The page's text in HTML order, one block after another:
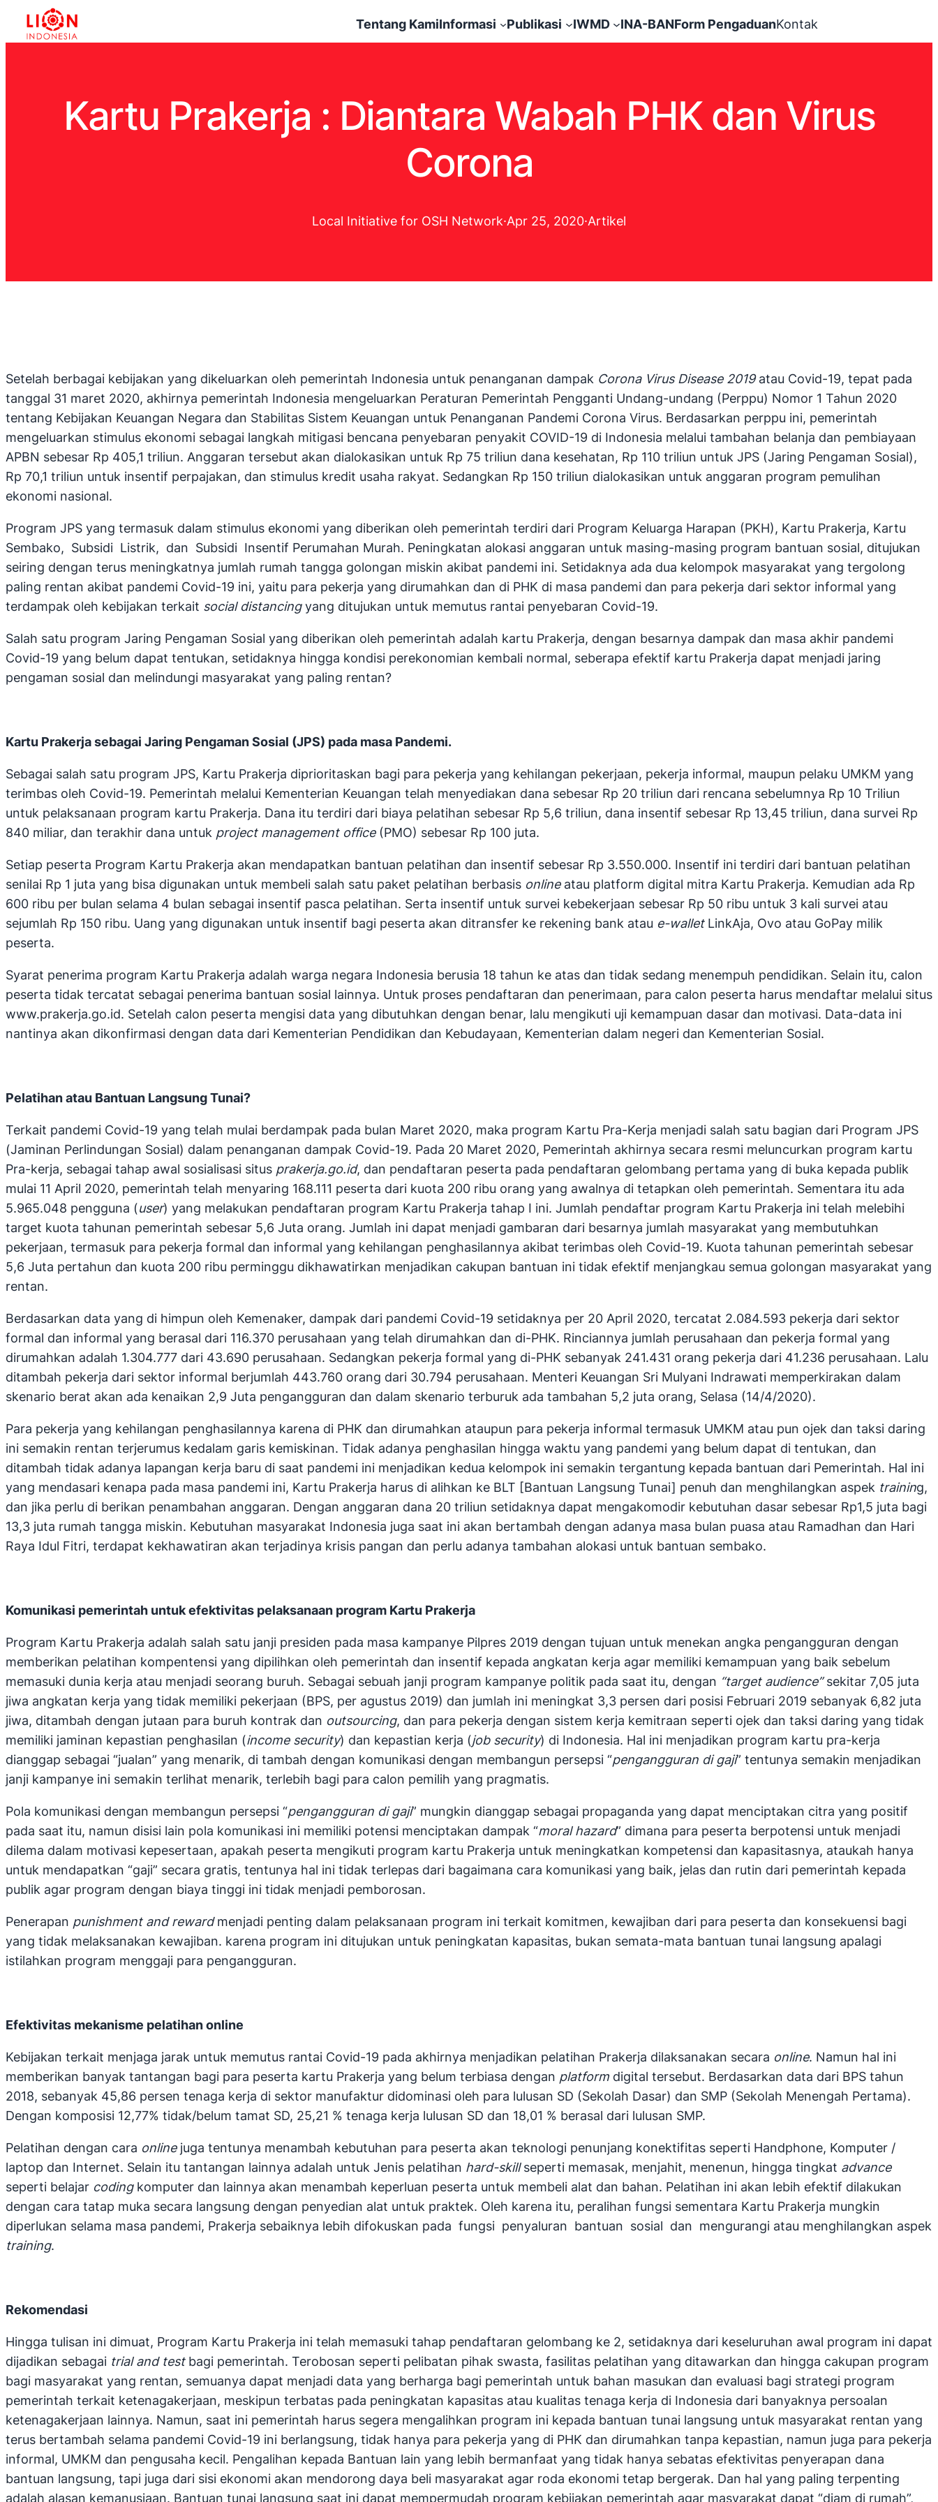
Tentang KamiInformasi Publikasi IWMD INA-BANForm PengaduanKontak
Kartu Prakerja : Diantara Wabah PHK dan Virus
Corona
Local Initiative for OSH Network·Apr 25, 2020·Artikel
Setelah berbagai kebijakan yang dikeluarkan oleh pemerintah Indonesia untuk penanganan dampak Corona Virus Disease 2019atau Covid-19, tepat pada
tanggal 31 maret 2020, akhirnya pemerintah Indonesia mengeluarkan Peraturan Pemerintah Pengganti Undang-undang (Perppu) Nomor 1 Tahun 2020
tentang Kebijakan Keuangan Negara dan Stabilitas Sistem Keuangan untuk Penanganan Pandemi Corona Virus. Berdasarkan perppu ini, pemerintah
mengeluarkan stimulus ekonomi sebagai langkah mitigasi bencana penyebaran penyakit COVID-19 di Indonesia melalui tambahan belanja dan pembiayaan
APBN sebesar Rp 405,1 triliun. Anggaran tersebut akan dialokasikan untuk Rp 75 triliun dana kesehatan, Rp 110 triliun untuk JPS (Jaring Pengaman Sosial),
Rp 70,1 triliun untuk insentif perpajakan, dan stimulus kredit usaha rakyat. Sedangkan Rp 150 triliun dialokasikan untuk anggaran program pemulihan
ekonomi nasional.
Program JPS yang termasuk dalam stimulus ekonomi yang diberikan oleh pemerintah terdiri dari Program Keluarga Harapan (PKH), Kartu Prakerja, Kartu
Sembako, Subsidi Listrik, dan Subsidi Insentif Perumahan Murah. Peningkatan alokasi anggaran untuk masing-masing program bantuan sosial, ditujukan
seiring dengan terus meningkatnya jumlah rumah tangga golongan miskin akibat pandemi ini. Setidaknya ada dua kelompok masyarakat yang tergolong
paling rentan akibat pandemi Covid-19 ini, yaitu para pekerja yang dirumahkan dan di PHK di masa pandemi dan para pekerja dari sektor informal yang
terdampak oleh kebijakan terkait social distancingyang ditujukan untuk memutus rantai penyebaran Covid-19.
Salah satu program Jaring Pengaman Sosial yang diberikan oleh pemerintah adalah kartu Prakerja, dengan besarnya dampak dan masa akhir pandemi
Covid-19 yang belum dapat tentukan, setidaknya hingga kondisi perekonomian kembali normal, seberapa efektif kartu Prakerja dapat menjadi jaring
pengaman sosial dan melindungi masyarakat yang paling rentan?
Kartu Prakerja sebagai Jaring Pengaman Sosial (JPS) pada masa Pandemi.
Sebagai salah satu program JPS, Kartu Prakerja diprioritaskan bagi para pekerja yang kehilangan pekerjaan, pekerja informal, maupun pelaku UMKM yang
terimbas oleh Covid-19. Pemerintah melalui Kementerian Keuangan telah menyediakan dana sebesar Rp 20 triliun dari rencana sebelumnya Rp 10 Triliun
untuk pelaksanaan program kartu Prakerja. Dana itu terdiri dari biaya pelatihan sebesar Rp 5,6 triliun, dana insentif sebesar Rp 13,45 triliun, dana survei Rp
840 miliar, dan terakhir dana untuk project management office(PMO) sebesar Rp 100 juta.
Setiap peserta Program Kartu Prakerja akan mendapatkan bantuan pelatihan dan insentif sebesar Rp 3.550.000. Insentif ini terdiri dari bantuan pelatihan
senilai Rp 1 juta yang bisa digunakan untuk membeli salah satu paket pelatihan berbasis online atau platform digital mitra Kartu Prakerja. Kemudian ada Rp
600 ribu per bulan selama 4 bulan sebagai insentif pasca pelatihan. Serta insentif untuk survei kebekerjaan sebesar Rp 50 ribu untuk 3 kali survei atau
sejumlah Rp 150 ribu. Uang yang digunakan untuk insentif bagi peserta akan ditransfer ke rekening bank atau e-wallet LinkAja, Ovo atau GoPay milik
peserta.
Syarat penerima program Kartu Prakerja adalah warga negara Indonesia berusia 18 tahun ke atas dan tidak sedang menempuh pendidikan. Selain itu, calon
peserta tidak tercatat sebagai penerima bantuan sosial lainnya. Untuk proses pendaftaran dan penerimaan, para calon peserta harus mendaftar melalui situs
www.prakerja.go.id. Setelah calon peserta mengisi data yang dibutuhkan dengan benar, lalu mengikuti uji kemampuan dasar dan motivasi. Data-data ini
nantinya akan dikonfirmasi dengan data dari Kementerian Pendidikan dan Kebudayaan, Kementerian dalam negeri dan Kementerian Sosial.
Pelatihan atau Bantuan Langsung Tunai?
Terkait pandemi Covid-19 yang telah mulai berdampak pada bulan Maret 2020, maka program Kartu Pra-Kerja menjadi salah satu bagian dari Program JPS
(Jaminan Perlindungan Sosial) dalam penanganan dampak Covid-19. Pada 20 Maret 2020, Pemerintah akhirnya secara resmi meluncurkan program kartu
Pra-kerja, sebagai tahap awal sosialisasi situs prakerja.go.id, dan pendaftaran peserta pada pendaftaran gelombang pertama yang di buka kepada publik
mulai 11 April 2020, pemerintah telah menyaring 168.111 peserta dari kuota 200 ribu orang yang awalnya di tetapkan oleh pemerintah. Sementara itu ada
5.965.048 pengguna (user) yang melakukan pendaftaran program Kartu Prakerja tahap I ini. Jumlah pendaftar program Kartu Prakerja ini telah melebihi
target kuota tahunan pemerintah sebesar 5,6 Juta orang. Jumlah ini dapat menjadi gambaran dari besarnya jumlah masyarakat yang membutuhkan
pekerjaan, termasuk para pekerja formal dan informal yang kehilangan penghasilannya akibat terimbas oleh Covid-19. Kuota tahunan pemerintah sebesar
5,6 Juta pertahun dan kuota 200 ribu perminggu dikhawatirkan menjadikan cakupan bantuan ini tidak efektif menjangkau semua golongan masyarakat yang
rentan.
Berdasarkan data yang di himpun oleh Kemenaker, dampak dari pandemi Covid-19 setidaknya per 20 April 2020, tercatat 2.084.593 pekerja dari sektor
formal dan informal yang berasal dari 116.370 perusahaan yang telah dirumahkan dan di-PHK. Rinciannya jumlah perusahaan dan pekerja formal yang
dirumahkan adalah 1.304.777 dari 43.690 perusahaan. Sedangkan pekerja formal yang di-PHK sebanyak 241.431 orang pekerja dari 41.236 perusahaan. Lalu
ditambah pekerja dari sektor informal berjumlah 443.760 orang dari 30.794 perusahaan. Menteri Keuangan Sri Mulyani Indrawati memperkirakan dalam
skenario berat akan ada kenaikan 2,9 Juta pengangguran dan dalam skenario terburuk ada tambahan 5,2 juta orang, Selasa (14/4/2020).
Para pekerja yang kehilangan penghasilannya karena di PHK dan dirumahkan ataupun para pekerja informal termasuk UMKM atau pun ojek dan taksi daring
ini semakin rentan terjerumus kedalam garis kemiskinan. Tidak adanya penghasilan hingga waktu yang pandemi yang belum dapat di tentukan, dan
ditambah tidak adanya lapangan kerja baru di saat pandemi ini menjadikan kedua kelompok ini semakin tergantung kepada bantuan dari Pemerintah. Hal ini
yang mendasari kenapa pada masa pandemi ini, Kartu Prakerja harus di alihkan ke BLT [Bantuan Langsung Tunai] penuh dan menghilangkan aspek training,
dan jika perlu di berikan penambahan anggaran. Dengan anggaran dana 20 triliun setidaknya dapat mengakomodir kebutuhan dasar sebesar Rp1,5 juta bagi
13,3 juta rumah tangga miskin. Kebutuhan masyarakat Indonesia juga saat ini akan bertambah dengan adanya masa bulan puasa atau Ramadhan dan Hari
Raya Idul Fitri, terdapat kekhawatiran akan terjadinya krisis pangan dan perlu adanya tambahan alokasi untuk bantuan sembako.
Komunikasi pemerintah untuk efektivitas pelaksanaan program Kartu Prakerja
Program Kartu Prakerja adalah salah satu janji presiden pada masa kampanye Pilpres 2019 dengan tujuan untuk menekan angka pengangguran dengan
memberikan pelatihan kompentensi yang dipilihkan oleh pemerintah dan insentif kepada angkatan kerja agar memiliki kemampuan yang baik sebelum
memasuki dunia kerja atau menjadi seorang buruh. Sebagai sebuah janji program kampanye politik pada saat itu, dengan “target audience”sekitar 7,05 juta
jiwa angkatan kerja yang tidak memiliki pekerjaan (BPS, per agustus 2019) dan jumlah ini meningkat 3,3 persen dari posisi Februari 2019 sebanyak 6,82 juta
jiwa, ditambah dengan jutaan para buruh kontrak dan outsourcing, dan para pekerja dengan sistem kerja kemitraan seperti ojek dan taksi daring yang tidak
memiliki jaminan kepastian penghasilan (income security) dan kepastian kerja (job security) di Indonesia. Hal ini menjadikan program kartu pra-kerja
dianggap sebagai “jualan” yang menarik, di tambah dengan komunikasi dengan membangun persepsi “pengangguran di gaji” tentunya semakin menjadikan
janji kampanye ini semakin terlihat menarik, terlebih bagi para calon pemilih yang pragmatis.
Pola komunikasi dengan membangun persepsi “pengangguran di gaji” mungkin dianggap sebagai propaganda yang dapat menciptakan citra yang positif
pada saat itu, namun disisi lain pola komunikasi ini memiliki potensi menciptakan dampak “moral hazard” dimana para peserta berpotensi untuk menjadi
dilema dalam motivasi kepesertaan, apakah peserta mengikuti program kartu Prakerja untuk meningkatkan kompetensi dan kapasitasnya, ataukah hanya
untuk mendapatkan “gaji” secara gratis, tentunya hal ini tidak terlepas dari bagaimana cara komunikasi yang baik, jelas dan rutin dari pemerintah kepada
publik agar program dengan biaya tinggi ini tidak menjadi pemborosan.
Penerapan punishment and rewardmenjadi penting dalam pelaksanaan program ini terkait komitmen, kewajiban dari para peserta dan konsekuensi bagi
yang tidak melaksanakan kewajiban. karena program ini ditujukan untuk peningkatan kapasitas, bukan semata-mata bantuan tunai langsung apalagi
istilahkan program menggaji para pengangguran.
Efektivitas mekanisme pelatihan online
Kebijakan terkait menjaga jarak untuk memutus rantai Covid-19 pada akhirnya menjadikan pelatihan Prakerja dilaksanakan secara online. Namun hal ini
memberikan banyak tantangan bagi para peserta kartu Prakerja yang belum terbiasa dengan platform digital tersebut. Berdasarkan data dari BPS tahun
2018, sebanyak 45,86 persen tenaga kerja di sektor manufaktur didominasi oleh para lulusan SD (Sekolah Dasar) dan SMP (Sekolah Menengah Pertama).
Dengan komposisi 12,77% tidak/belum tamat SD, 25,21 % tenaga kerja lulusan SD dan 18,01 % berasal dari lulusan SMP.
Pelatihan dengan cara onlinejuga tentunya menambah kebutuhan para peserta akan teknologi penunjang konektifitas seperti Handphone, Komputer /
laptop dan Internet. Selain itu tantangan lainnya adalah untuk Jenis pelatihan hard-skillseperti memasak, menjahit, menenun, hingga tingkat advance
seperti belajar codingkomputer dan lainnya akan menambah keperluan peserta untuk membeli alat dan bahan. Pelatihan ini akan lebih efektif dilakukan
dengan cara tatap muka secara langsung dengan penyedian alat untuk praktek. Oleh karena itu, peralihan fungsi sementara Kartu Prakerja mungkin
diperlukan selama masa pandemi, Prakerja sebaiknya lebih difokuskan pada fungsi penyaluran bantuan sosial dan mengurangi atau menghilangkan aspek
training.
Rekomendasi
Hingga tulisan ini dimuat, Program Kartu Prakerja ini telah memasuki tahap pendaftaran gelombang ke 2, setidaknya dari keseluruhan awal program ini dapat
dijadikan sebagai trial and test bagi pemerintah. Terobosan seperti pelibatan pihak swasta, fasilitas pelatihan yang ditawarkan dan hingga cakupan program
bagi masyarakat yang rentan, semuanya dapat menjadi data yang berharga bagi pemerintah untuk bahan masukan dan evaluasi bagi strategi program
pemerintah terkait ketenagakerjaan, meskipun terbatas pada peningkatan kapasitas atau kualitas tenaga kerja di Indonesia dari banyaknya persoalan
ketenagakerjaan lainnya. Namun, saat ini pemerintah harus segera mengalihkan program ini kepada bantuan tunai langsung untuk masyarakat rentan yang
terus bertambah selama pandemi Covid-19 ini berlangsung, tidak hanya para pekerja yang di PHK dan dirumahkan tanpa kepastian, namun juga para pekerja
informal, UMKM dan pengusaha kecil. Pengalihan kepada Bantuan lain yang lebih bermanfaat yang tidak hanya sebatas efektivitas penyerapan dana
bantuan langsung, tapi juga dari sisi ekonomi akan mendorong daya beli masyarakat agar roda ekonomi tetap bergerak. Dan hal yang paling terpenting
adalah alasan kemanusiaan. Bantuan tunai langsung saat ini dapat mempermudah program kebijakan pemerintah agar masyarakat dapat “diam di rumah”,